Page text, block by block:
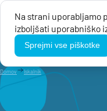
Na strani uporabljamo
izboljšati uporabniško
Sprejmi vse piškotke
TikoPro
Domov Iskalnik